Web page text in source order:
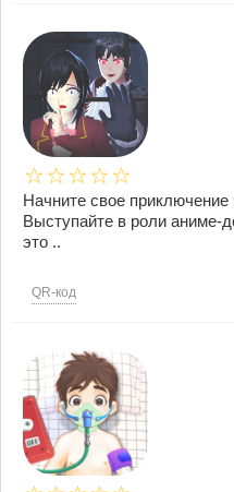
Начните свое
Выступайте в роли аниме-
это ..
QR-код